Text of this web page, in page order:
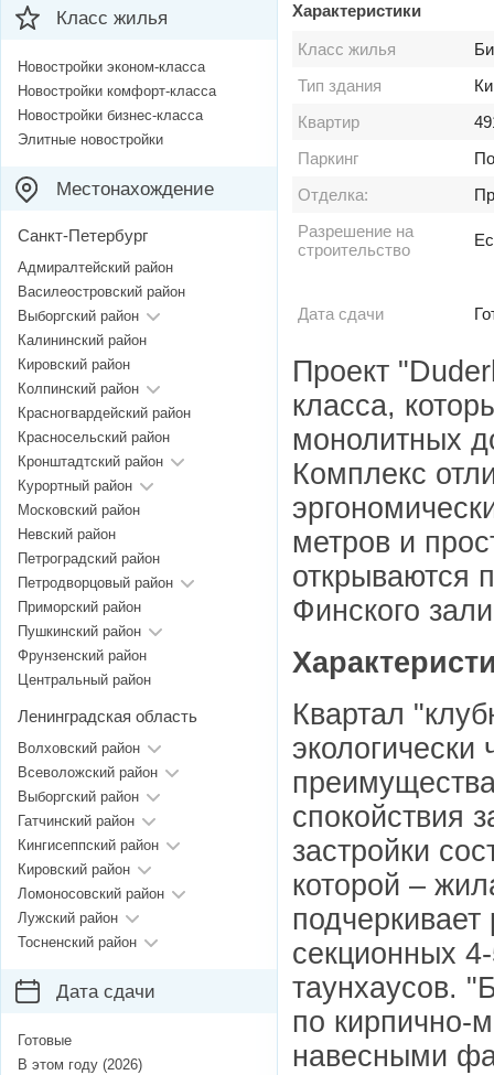
Характеристики
Класс жилья
Тип здания
Квартир
Паркинг
Отделка:
Разрешение на
строительство
Дата сдачи
Проект
класса,
монолитных
Комплекс
метров и
открываются
Финского
Квартал
спокойствия
застройки
которой –
секционных
таунхаусов.
по кирпично-
навесными
Класс жилья
Новостройки эконом-класса
Новостройки комфорт-класса
Новостройки бизнес-класса
Элитные новостройки
Местонахождение
Санкт-Петербург
Адмиралтейский район
Василеостровский район
Выборгский район
Калининский район
Кировский район
Колпинский район
Красногвардейский район
Красносельский район
Кронштадтский район
Курортный район
Московский район
Невский район
Петроградский район
Петродворцовый район
Приморский район
Пушкинский район
Фрунзенский район
Центральный район
Ленинградская область
Волховский район
Всеволожский район
Выборгский район
Гатчинский район
Кингисеппский район
Кировский район
Ломоносовский район
Лужский район
Тосненский район
Дата сдачи
Готовые
В этом году (2026)